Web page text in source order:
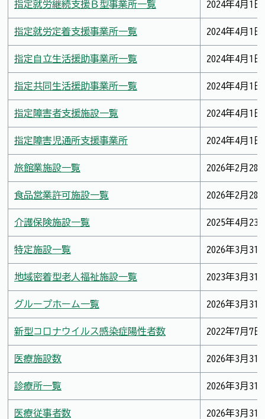
指定就労継続支援Ｂ型事業所一覧 2024年4月1日
指定就労定着支援事業所一覧 2024年4月1日
指定自立生活援助事業所一覧 2024年4月1日
指定共同生活援助事業所一覧 2024年4月1日
指定障害者支援施設一覧 2024年4月1日
指定障害児通所支援事業所 2024年4月1日
旅館業施設一覧 2026年2月28
食品営業許可施設一覧 2026年2月28
介護保険施設一覧 2025年4月23
特定施設一覧 2026年3月31
地域密着型老人福祉施設一覧 2023年3月31
グループホーム一覧 2026年3月31
新型コロナウイルス感染症陽性者数 2022年7月7日
医療施設数 2026年3月31
診療所一覧 2026年3月31
医療従事者数 2026年3月31